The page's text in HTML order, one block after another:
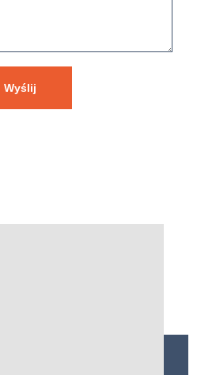
Wyślij